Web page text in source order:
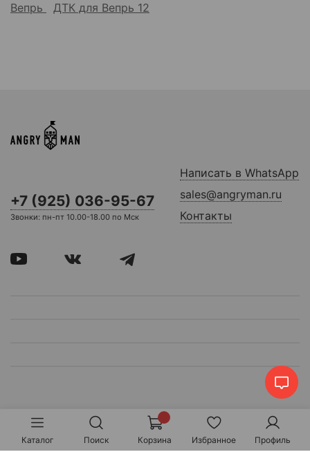
Вепрь
ДТК для Вепрь 12
+7 (925) 036-95-67
Звонки: пн-пт 10.00-18.00 по Мск
Написать в WhatsApp
sales@angryman.ru
Контакты
Каталог Поиск Корзина Избранное Профиль